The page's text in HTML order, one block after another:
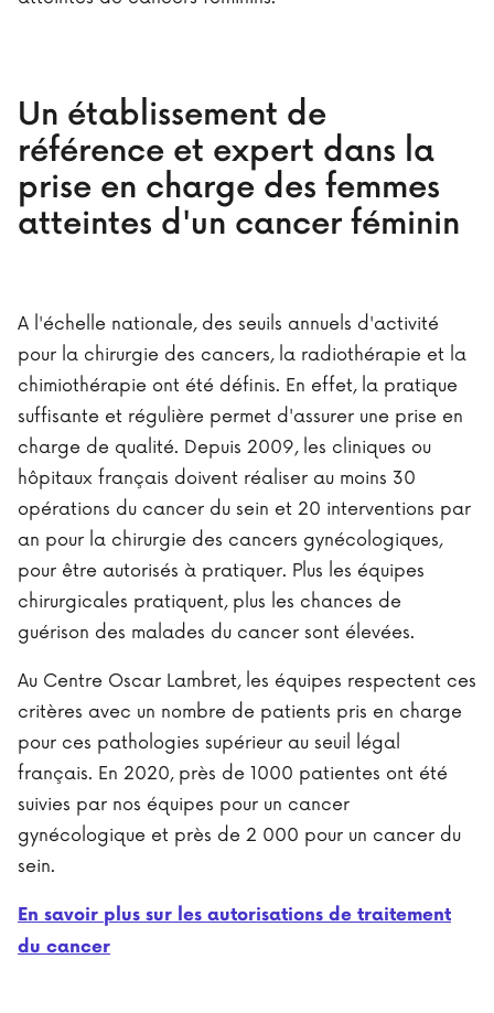
Un établissement de
référence et expert dans la
prise en charge des femmes
atteintes d'un cancer féminin
A l'échelle nationale, des seuils annuels d'activité
pour la chirurgie des cancers, la radiothérapie et la
chimiothérapie ont été définis. En effet, la pratique
suffisante et régulière permet d'assurer une prise en
charge de qualité. Depuis 2009, les cliniques ou
hôpitaux français doivent réaliser au moins 30
opérations du cancer du sein et 20 interventions par
an pour la chirurgie des cancers gynécologiques,
pour être autorisés à pratiquer. Plus les équipes
chirurgicales pratiquent, plus les chances de
guérison des malades du cancer sont élevées.
Au Centre Oscar Lambret, les équipes respectent ces
critères avec un nombre de patients pris en charge
pour ces pathologies supérieur au seuil légal
français. En 2020, près de 1000 patientes ont été
suivies par nos équipes pour un cancer
gynécologique et près de 2 000 pour un cancer du
sein.
En savoir plus sur les autorisations de traitement
du cancer